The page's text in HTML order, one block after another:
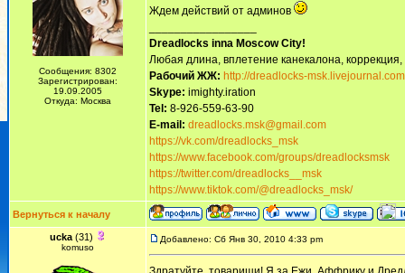
Сообщения: 8302
Зарегистрирован:
19.09.2005
Откуда: Москва
Ждем действий от админов
Dreadlocks inna Moscow Сity!
Любая длина, вплетение канекалона,
Рабочий ЖЖ: http://dreadlocks-
Skype: imighty.iration
Tel: 8-926-559-63-90
E-mail: dreadlocks.msk@gmail.com
https://vk.com/dreadlocks_msk
https://www.facebook.com/groups/dreadlocksmsk
https://twitter.com/dreadlocks__msk
https://www.tiktok.com/@dreadlocks_msk/
Вернуться к началу
ucka (31)
komuso
Добавлено: Сб Янв 30, 2010 4:33 pm